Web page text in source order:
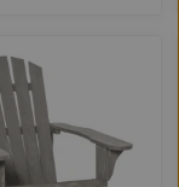
Balcón